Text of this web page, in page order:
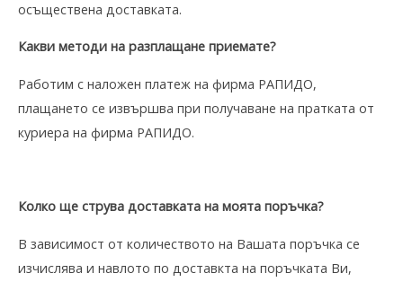
осъществена доставката.
Какви методи на разплащане приемате?
Работим с наложен платеж на фирма РАПИДО,
плащането се извършва при получаване на пратката от
куриера на фирма РАПИДО.
Колко ще струва доставката на моята поръчка?
В зависимост от количеството на Вашата поръчка се
изчислява и навлото по доставкта на поръчката Ви,